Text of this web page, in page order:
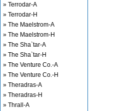
» Terrodar-A
» Terrodar-H
» The Maelstrom-A
» The Maelstrom-H
» The Sha`tar-A
» The Sha`tar-H
» The Venture Co.-A
» The Venture Co.-H
» Theradras-A
» Theradras-H
» Thrall-A